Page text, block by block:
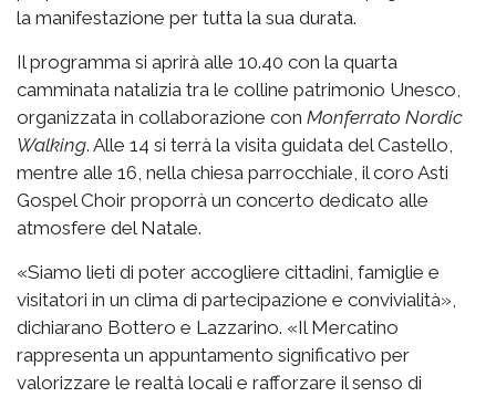
la manifestazione per tutta la sua durata.
Il programma si aprirà alle 10.40 con la quarta
camminata natalizia tra le colline patrimonio Unesco,
organizzata in collaborazione con Monferrato Nordic
Walking. Alle 14 si terrà la visita guidata del Castello,
mentre alle 16, nella chiesa parrocchiale, il coro Asti
Gospel Choir proporrà un concerto dedicato alle
atmosfere del Natale.
«Siamo lieti di poter accogliere cittadini, famiglie e
visitatori in un clima di partecipazione e convivialità»,
dichiarano Bottero e Lazzarino. «Il Mercatino
rappresenta un appuntamento significativo per
valorizzare le realtà locali e rafforzare il senso di